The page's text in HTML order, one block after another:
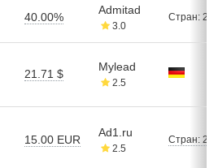
40.00%
Admitad
3.0
Стран:
21.71 $
Mylead
2.5
15.00 EUR
Ad1.ru
2.5
Стран: 2